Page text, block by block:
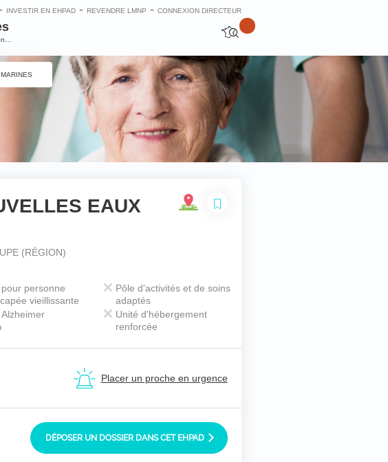
INVESTIR EN EHPAD- REVENDRE LMNP - CONNEXION DIRECTEUR
Fermer
EAUX
(RÉGION)
personne
vieillissante
Pôle d'activités et de soins
adaptés
Unité d'hébergement
renforcée
Placer un proche en urgence
DÉPOSER UN DOSSIER DANS CET EHPAD